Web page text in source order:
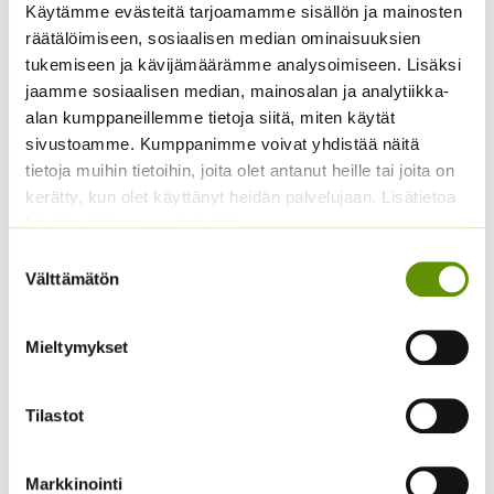
Käytämme evästeitä tarjoamamme sisällön ja mainosten
räätälöimiseen, sosiaalisen median ominaisuuksien
tukemiseen ja kävijämäärämme analysoimiseen. Lisäksi
jaamme sosiaalisen median, mainosalan ja analytiikka-
alan kumppaneillemme tietoja siitä, miten käytät
sivustoamme. Kumppanimme voivat yhdistää näitä
tietoja muihin tietoihin, joita olet antanut heille tai joita on
kerätty, kun olet käyttänyt heidän palvelujaan. Lisätietoa
käyttämistämme evästeistä
valinta
Välttämätön
Mieltymykset
Tilastot
Markkinointi
2,90€ – 6,50€Hintaluokka:
2,90 €
-
6,50 €
Sisältää
arvonlisäveron
2,00€ – 15,40€Hintaluokka:
2,00 €
15,40 €
Sisältää
arvonlisäveron
Kiinanasteri Fan
2,90€
2,90 €